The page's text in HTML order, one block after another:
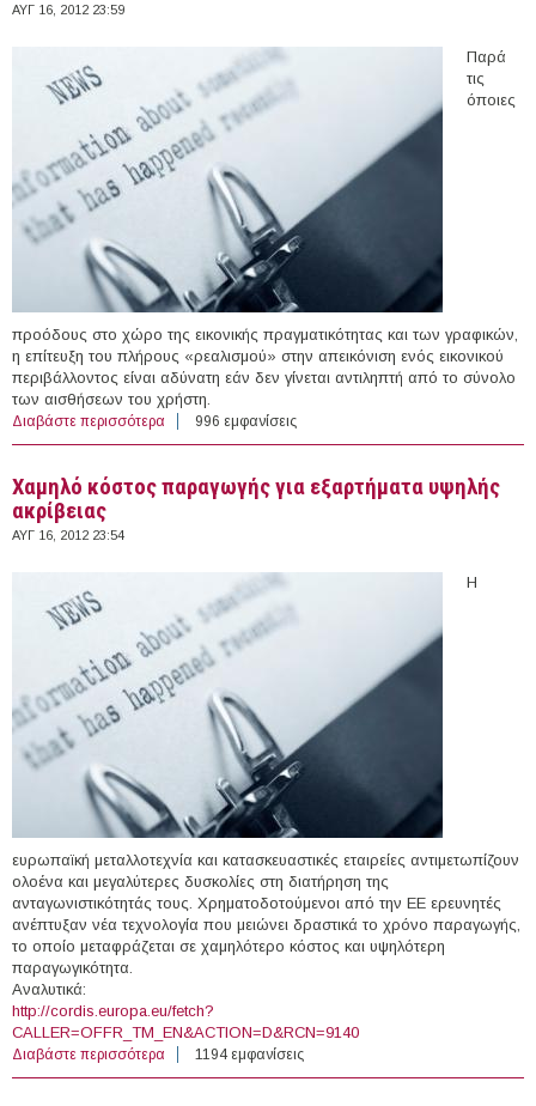
ΑΥΓ 16, 2012 23:59
Παρά
τις
όποιες
προόδους στο χώρο της εικονικής πραγματικότητας και των γραφικών,
η επίτευξη του πλήρους «ρεαλισμού» στην απεικόνιση ενός εικονικού
περιβάλλοντος είναι αδύνατη εάν δεν γίνεται αντιληπτή από το σύνολο
των αισθήσεων του χρήστη.
Διαβάστε περισσότερα για «Έξυπνα δάχτυλα» εξομοιώνουν την αίσθηση της
αφής
996 εμφανίσεις
Χαμηλό κόστος παραγωγής για εξαρτήματα υψηλής
ακρίβειας
ΑΥΓ 16, 2012 23:54
H
ευρωπαϊκή μεταλλοτεχνία και κατασκευαστικές εταιρείες αντιμετωπίζουν
ολοένα και μεγαλύτερες δυσκολίες στη διατήρηση της
ανταγωνιστικότητάς τους. Χρηματοδοτούμενοι από την ΕΕ ερευνητές
ανέπτυξαν νέα τεχνολογία που μειώνει δραστικά το χρόνο παραγωγής,
το οποίο μεταφράζεται σε χαμηλότερο κόστος και υψηλότερη
παραγωγικότητα.
Αναλυτικά:
http://cordis.europa.eu/fetch?
CALLER=OFFR_TM_EN&ACTION=D&RCN=9140
Διαβάστε περισσότερα για Χαμηλό κόστος παραγωγής για εξαρτήματα υψηλής
ακρίβειας
1194 εμφανίσεις